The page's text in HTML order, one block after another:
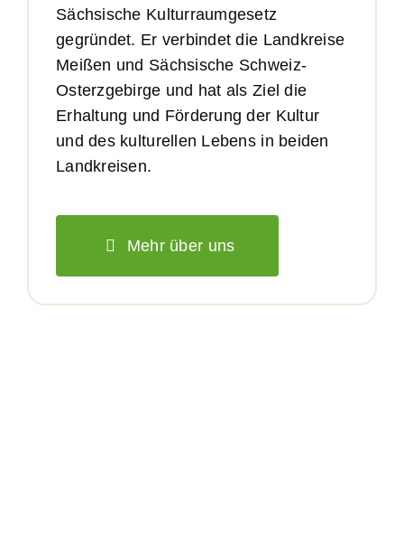
Sächsische Kulturraumgesetz
gegründet. Er verbindet die Landkreise
Meißen und Sächsische Schweiz-
Osterzgebirge und hat als Ziel die
Erhaltung und Förderung der Kultur
und des kulturellen Lebens in beiden
Landkreisen.
Mehr über uns